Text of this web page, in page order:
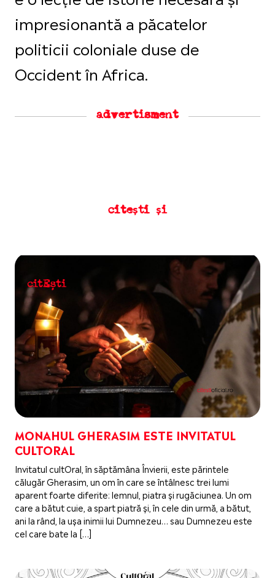
impresionantă a păcatelor
politicii coloniale duse de
Occident în Africa.
advertisment
citești și
MONAHUL GHERASIM ESTE INVITATUL
CULTORAL
Invitatul cultOral, în săptămâna Învierii, este părintele
călugăr Gherasim, un om în care se întâlnesc trei lumi
aparent foarte diferite: lemnul, piatra și rugăciunea. Un om
care a bătut cuie, a spart piatră și, în cele din urmă, a bătut,
ani la rând, la ușa inimii lui Dumnezeu… sau Dumnezeu este
cel care bate la […]